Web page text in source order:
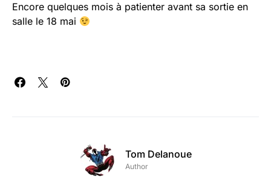
Encore quelques mois à patienter avant sa sortie en
salle le 18 mai
Tom Delanoue
Author